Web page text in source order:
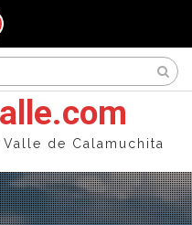
de Calamuchita